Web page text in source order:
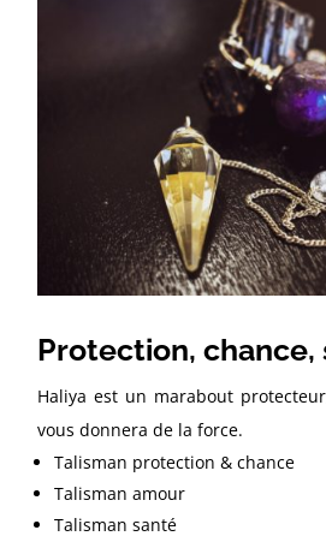
Protection, chance,
Haliya est un marabout
vous donnera de la force.
Talisman protection & chance
Talisman amour
Talisman santé